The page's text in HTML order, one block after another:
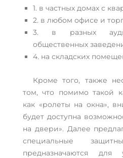
1. в частных домах с
2. в любом офисе и
3. в разных
общественных
4. на складских
Кроме того, также
том, что помимо такой
как «ролеты на окна»,
будет доступна
на двери». Далее
специальные
предназначаются для